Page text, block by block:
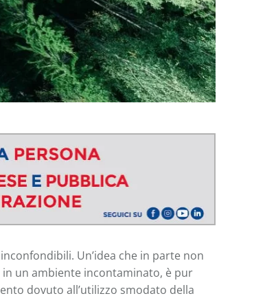
Un’idea che in parte non
un ambiente incontaminato, è pur
dovuto all’utilizzo smodato della